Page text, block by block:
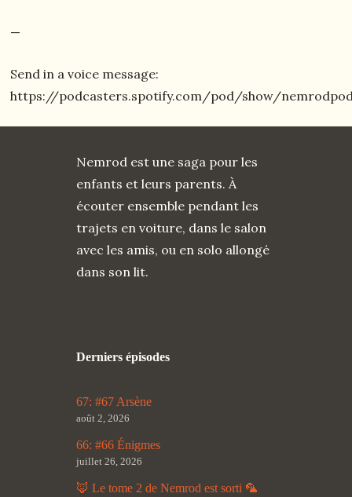
—
Send in a voice message:
https://podcasters.spotify.com/pod/show/
Nemrod est une saga pour les
enfants et leurs parents. À
écouter ensemble pendant les
trajets en voiture, dans le salon
avec les amis, ou en solo allongé
dans son lit.
Derniers épisodes
67: #67 Arsène
août 2, 2026
66: #66 Énigmes
juillet 26, 2026
🦊 Le tome 2 de Nemrod est sorti 🦜